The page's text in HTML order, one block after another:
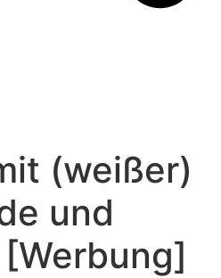
(weißer)
und